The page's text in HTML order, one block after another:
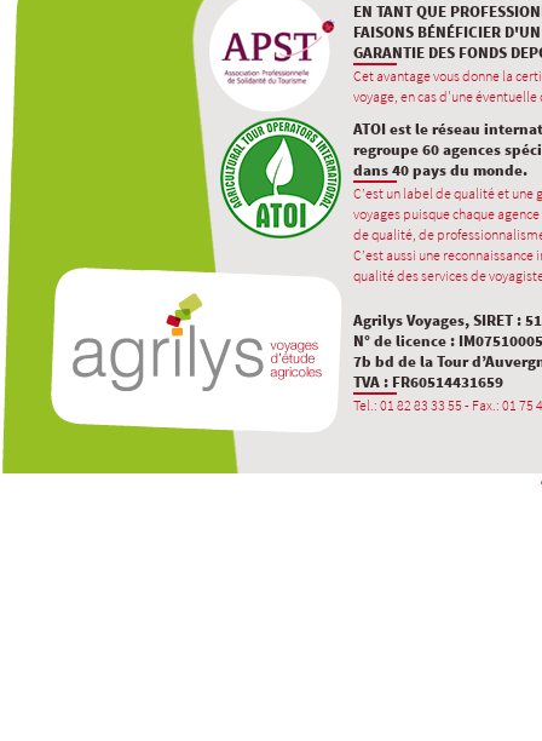
EN TANT QUE
FAISONS BÉNÉFICIER
GARANTIE DES FONDS
Cet avantage vous donne la
voyage, en cas d'une
ATOI est le réseau
regroupe 60 agences
dans 40 pays du monde.
C’est un label de qualité et
voyages puisque chaque
de qualité, de
C’est aussi une
qualité des services de
Agrilys Voyages, SIRET :
N° de licence :
7b bd de la Tour
TVA : FR60514431659
Tel.: 01 82 83 33 55 - Fax.: 01 75